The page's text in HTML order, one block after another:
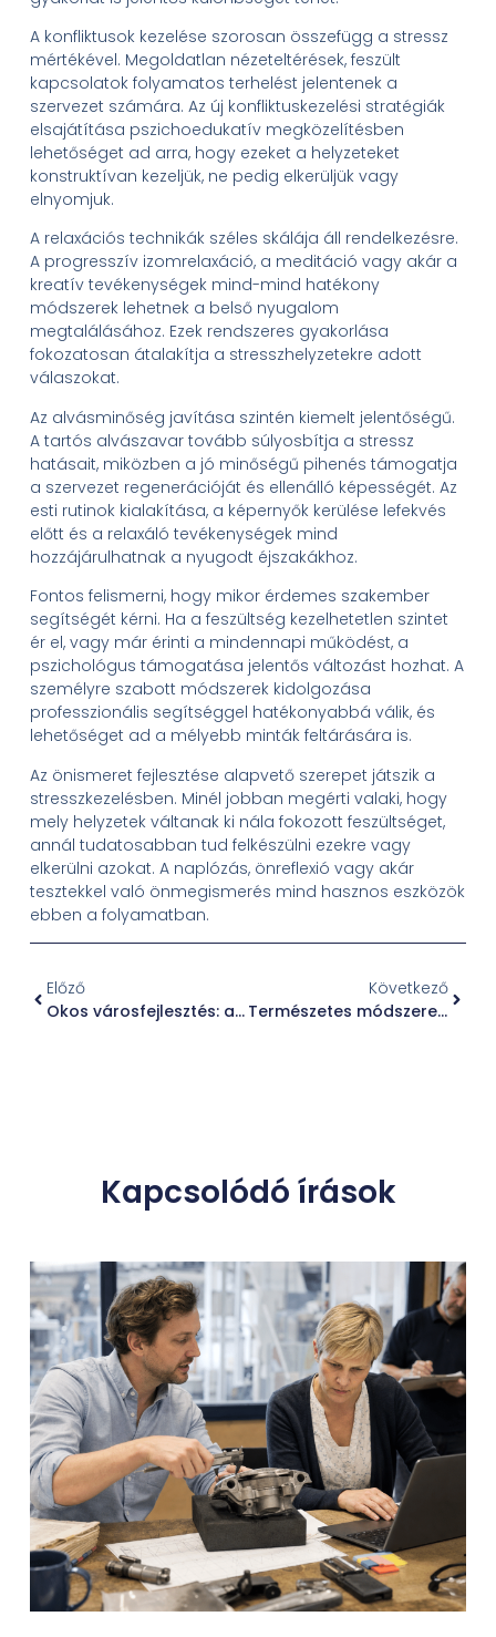
A konfliktusok kezelése szorosan összefügg a stressz
mértékével. Megoldatlan nézeteltérések, feszült
kapcsolatok folyamatos terhelést jelentenek a
szervezet számára. Az új konfliktuskezelési stratégiák
elsajátítása pszichoedukatív megközelítésben
lehetőséget ad arra, hogy ezeket a helyzeteket
konstruktívan kezeljük, ne pedig elkerüljük vagy
elnyomjuk.
A relaxációs technikák széles skálája áll rendelkezésre.
A progresszív izomrelaxáció, a meditáció vagy akár a
kreatív tevékenységek mind-mind hatékony
módszerek lehetnek a belső nyugalom
megtalálásához. Ezek rendszeres gyakorlása
fokozatosan átalakítja a stresszhelyzetekre adott
válaszokat.
Az alvásminőség javítása szintén kiemelt jelentőségű.
A tartós alvászavar tovább súlyosbítja a stressz
hatásait, miközben a jó minőségű pihenés támogatja
a szervezet regenerációját és ellenálló képességét. Az
esti rutinok kialakítása, a képernyők kerülése lefekvés
előtt és a relaxáló tevékenységek mind
hozzájárulhatnak a nyugodt éjszakákhoz.
Fontos felismerni, hogy mikor érdemes szakember
segítségét kérni. Ha a feszültség kezelhetetlen szintet
ér el, vagy már érinti a mindennapi működést, a
pszichológus támogatása jelentős változást hozhat. A
személyre szabott módszerek kidolgozása
professzionális segítséggel hatékonyabbá válik, és
lehetőséget ad a mélyebb minták feltárására is.
Az önismeret fejlesztése alapvető szerepet játszik a
stresszkezelésben. Minél jobban megérti valaki, hogy
mely helyzetek váltanak ki nála fokozott feszültséget,
annál tudatosabban tud felkészülni ezekre vagy
elkerülni azokat. A naplózás, önreflexió vagy akár
tesztekkel való önmegismerés mind hasznos eszközök
ebben a folyamatban.
Előző
Okos városfejlesztés: a digitális technológia és a fenntartható urbanizáció összhangja
Következő
Természetes módszerek az erős menstruációs vérzés csillapítására
Kapcsolódó írások